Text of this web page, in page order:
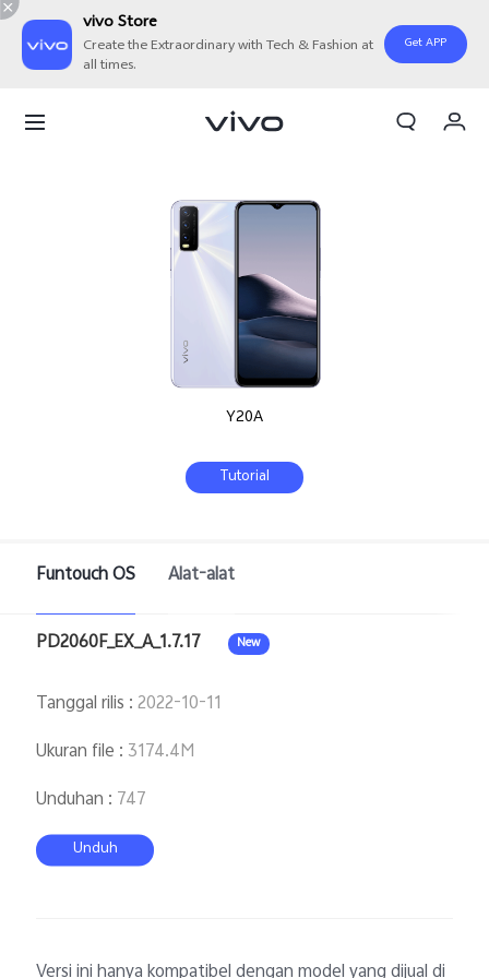
vivo Store
Create the Extraordinary with Tech & Fashion at
all times.
Get APP
Y20A
Tutorial
Funtouch OS Alat-alat
PD2060F_EX_A_1.7.17 New
Tanggal rilis :2022-10-11
Ukuran file : 3174.4M
Unduhan : 747
Unduh